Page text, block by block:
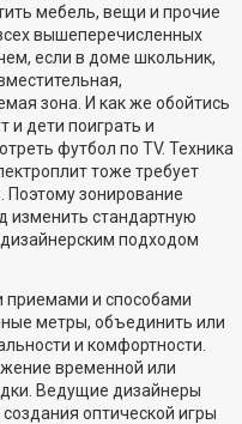
мебель, вещи и прочие
вышеперечисленных
если в доме школьник,
зона. И как же обойтись
и дети поиграть и
футбол по ТV. Техника
тоже требует
Поэтому зонирование
изменить стандартную
дизайнерским подходом
приемами и способами
метры, объединить или
и комфортности.
временной или
Ведущие дизайнеры
оптической игры